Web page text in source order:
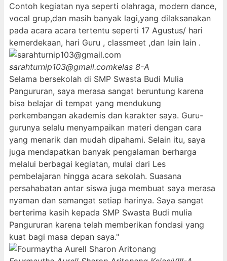
Contoh kegiatan nya seperti olahraga, modern dance,
vocal grup,dan masih banyak lagi,yang dilaksanakan
pada acara acara tertentu seperti 17 Agustus/ hari
kemerdekaan, hari Guru , classmeet ,dan lain lain .
sarahturnip103@gmail.comkelas 8-A
Selama bersekolah di SMP Swasta Budi Mulia
Pangururan, saya merasa sangat beruntung karena
bisa belajar di tempat yang mendukung
perkembangan akademis dan karakter saya. Guru-
gurunya selalu menyampaikan materi dengan cara
yang menarik dan mudah dipahami. Selain itu, saya
juga mendapatkan banyak pengalaman berharga
melalui berbagai kegiatan, mulai dari Les
pembelajaran hingga acara sekolah. Suasana
persahabatan antar siswa juga membuat saya merasa
nyaman dan semangat setiap harinya. Saya sangat
berterima kasih kepada SMP Swasta Budi mulia
Pangururan karena telah memberikan fondasi yang
kuat bagi masa depan saya."